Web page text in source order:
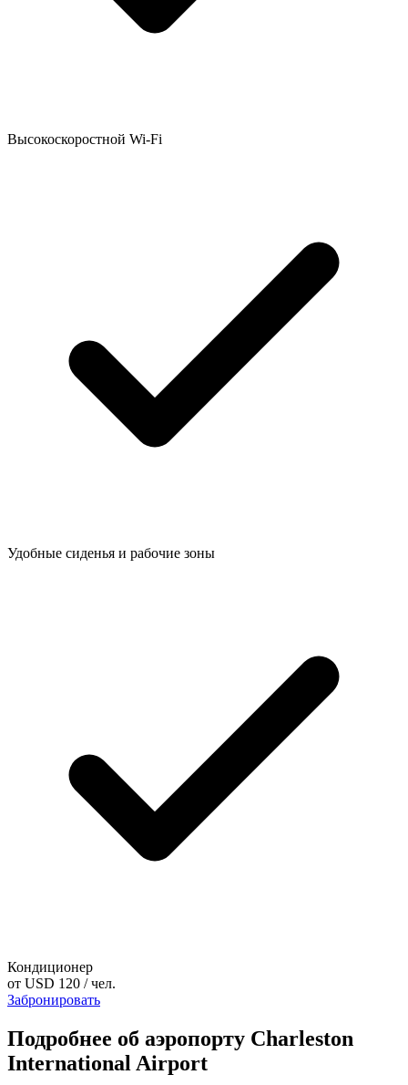
Высокоскоростной Wi-Fi
Удобные сиденья и рабочие зоны
Кондиционер
от USD 120 / чел.
Забронировать
Подробнее об аэропорту Charleston
International Airport